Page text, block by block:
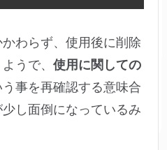
かわらず、使用後に削除
うで、 使用に関しての
事を再確認する意味合
し面倒になっているみ